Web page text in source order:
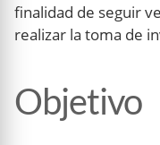
finalidad de seguir
realizar la toma de
Objetivo